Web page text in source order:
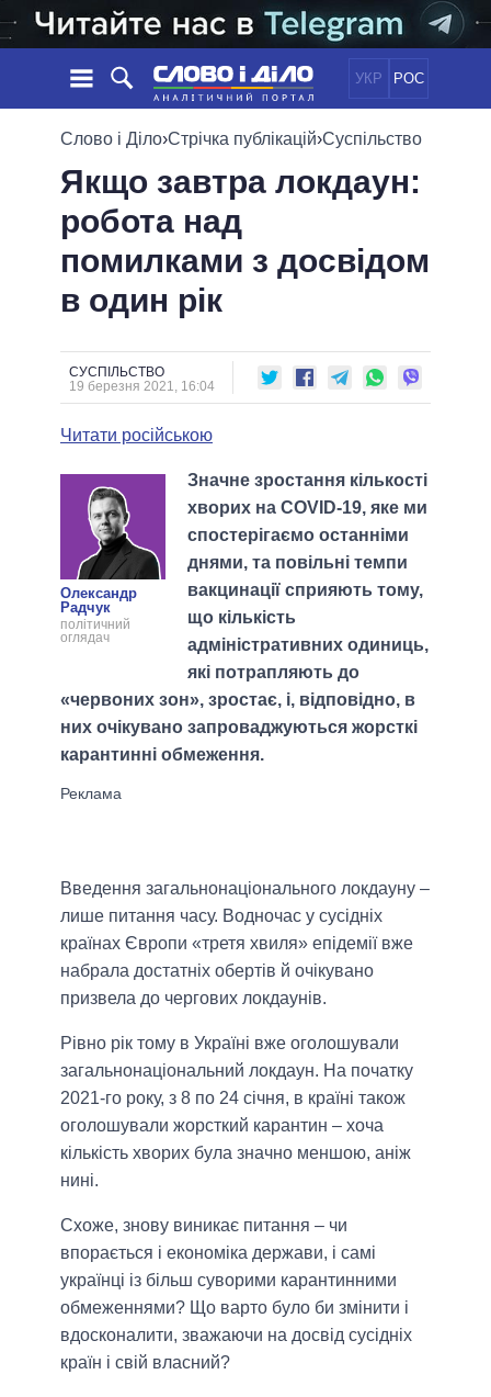
УКР РОС
НОВИНИ
СТРІЧКА
ПОДІЇ
СТАТТІ
ОГЛЯДИ
ДАЙДЖЕСТИ
ПОЛІТИКА
СУСПІЛЬСТВО
СВІТ
ОБIЦЯНКИ
ПОЛIТИКИ
ПРЕЗИДЕНТ І ОФІС
ВЕРХОВНА РАДА
КАБІНЕТ МІНІСТРІВ
МЕРИ МІСТ
ВСІ ПЕРСОНИ
ІНФОГРАФІКА
ПІДТРИМАТИ
ПОРІВНЯННЯ ПОЛІТИКІВ
Слово і Діло›Стрічка публікацій›Суспільство
Якщо завтра локдаун:
робота над
помилками з досвідом
в один рік
СУСПІЛЬСТВО
19 березня 2021, 16:04
Читати російською
Олександр
Радчук
політичний
оглядач
Значне зростання кількості
хворих на СOVID-19, яке ми
спостерігаємо останніми
днями, та повільні темпи
вакцинації сприяють тому,
що кількість
адміністративних одиниць,
які потрапляють до
«червоних зон», зростає, і, відповідно, в
них очікувано запроваджуються жорсткі
карантинні обмеження.
Введення загальнонаціонального локдауну –
лише питання часу. Водночас у сусідніх
країнах Європи «третя хвиля» епідемії вже
набрала достатніх обертів й очікувано
призвела до чергових локдаунів.
Рівно рік тому в Україні вже оголошували
загальнонаціональний локдаун. На початку
2021-го року, з 8 по 24 січня, в країні також
оголошували жорсткий карантин – хоча
кількість хворих була значно меншою, аніж
нині.
Схоже, знову виникає питання ‒ чи
впорається і економіка держави, і самі
українці із більш суворими карантинними
обмеженнями? Що варто було би змінити і
вдосконалити, зважаючи на досвід сусідніх
країн і свій власний?